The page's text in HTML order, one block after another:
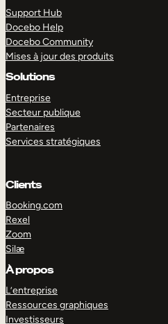
Support Hub
Docebo Help
Docebo Community
Mises à jour des produits
Solutions
Entreprise
Secteur publique
Partenaires
Services stratégiques
Clients
Booking.com
Rexel
Zoom
Silæ
À propos
L’entreprise
Ressources graphiques
Investisseurs